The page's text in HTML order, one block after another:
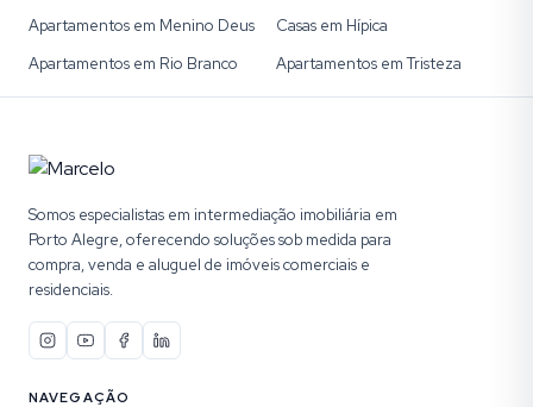
Apartamentos em Menino Deus
Casas em Hípica
Apartamentos em Rio Branco
Apartamentos em Tristeza
Somos especialistas em intermediação imobiliária em
Porto Alegre, oferecendo soluções sob medida para
compra, venda e aluguel de imóveis comerciais e
residenciais.
NAVEGAÇÃO